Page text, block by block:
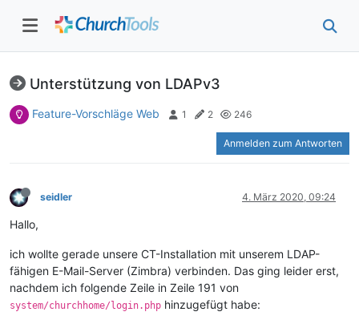
Unterstützung von LDAPv3
Feature-Vorschläge Web 1 2 246
Anmelden zum Antworten
seidler 4. März 2020, 09:24
Hallo,
ich wollte gerade unsere CT-Installation mit unserem LDAP-
fähigen E-Mail-Server (Zimbra) verbinden. Das ging leider erst,
nachdem ich folgende Zeile in Zeile 191 von
system/churchhome/login.php hinzugefügt habe: